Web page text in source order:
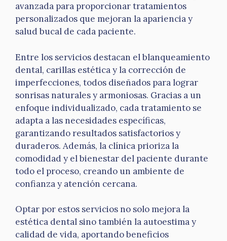
avanzada para proporcionar tratamientos
personalizados que mejoran la apariencia y
salud bucal de cada paciente.
Entre los servicios destacan el blanqueamiento
dental, carillas estética y la corrección de
imperfecciones, todos diseñados para lograr
sonrisas naturales y armoniosas. Gracias a un
enfoque individualizado, cada tratamiento se
adapta a las necesidades específicas,
garantizando resultados satisfactorios y
duraderos. Además, la clínica prioriza la
comodidad y el bienestar del paciente durante
todo el proceso, creando un ambiente de
confianza y atención cercana.
Optar por estos servicios no solo mejora la
estética dental sino también la autoestima y
calidad de vida, aportando beneficios